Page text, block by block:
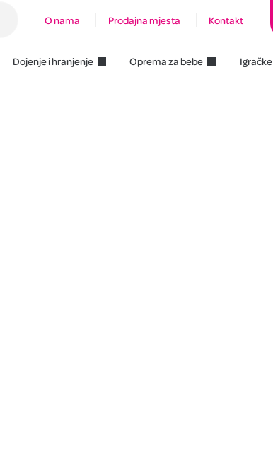
O nama Prodajna mjesta Kontakt
Dojenje i hranjenje Oprema za bebe Igračke